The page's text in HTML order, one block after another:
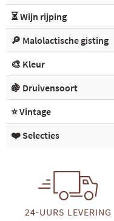
⏳ Wijn rijping
🔎 Malolactische gisting
🎨 Kleur
🍇 Druivensoort
⭐ Vintage
❤️ Selecties
24-UURS LEVERING